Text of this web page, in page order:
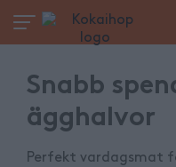
Snabb
ägghalvor
Perfekt vardagsmat